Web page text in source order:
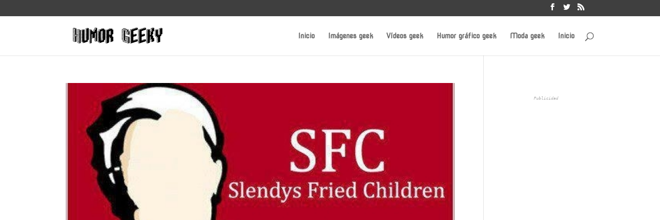
Inicio Imágenes geek Vídeos geek Humor gráfico geek Moda geek Inicio
Publicidad